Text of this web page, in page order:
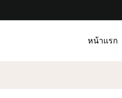
หน้าแรก